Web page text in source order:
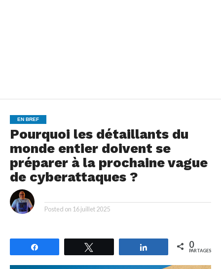
EN BREF
Pourquoi les détaillants du
monde entier doivent se
préparer à la prochaine vague
de cyberattaques ?
Posted on 16 juillet 2025
Partagez 0
PARTAGES